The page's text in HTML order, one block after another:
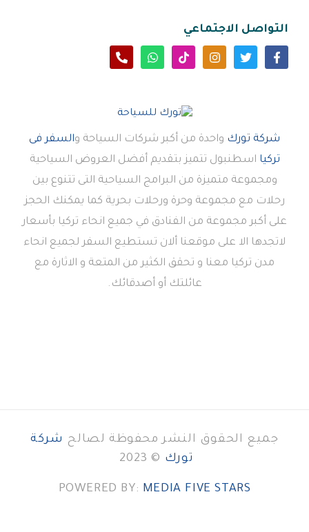
التواصل الاجتماعي
شركة تورك واحدة من أكبر شركات السياحة والسفر فى
تركيا اسطنبول تتميز بتقديم أفضل العروض السياحية
ومجموعة متميزة من البرامج السياحية التى تتنوع بين
رحلات مع مجموعة وحرة ورحلات بحرية كما يمكنك الحجز
على أكبر مجموعة من الفنادق في جميع انحاء تركيا بأسعار
لاتجدها الا على موقعنا ألان تستطيع السفر لجميع انحاء
مدن تركيا معنا و تحقق الكثير من المتعة و الاثارة مع
عائلتك أو أصدقائك.
جميع الحقوق النشر محفوظة لصالح شركة
تورك © 2023
POWERED BY: MEDIA FIVE STARS